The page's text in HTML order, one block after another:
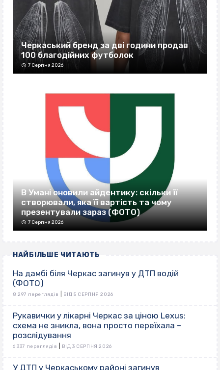
Черкаський бренд за дві години продав
100 благодійних футболок
7 Серпня 2026
В Умані оновили айдентику: скільки її
створювали, яка її вартість та чому
презентували зараз (ФОТО)
7 Серпня 2026
НАЙБІЛЬШЕ ЧИТАЮТЬ
На дамбі біля Черкас загинув у ДТП водій
(ФОТО)
8 297 переглядів ВІД 5 СЕРПНЯ 2026
Рукавички у лікарні Черкас за ціною Lexus:
схема не зникла, вона просто переїхала –
розслідування
6 337 переглядів ВІД 3 СЕРПНЯ 2026
У ДТП у Черкаському районі загинув